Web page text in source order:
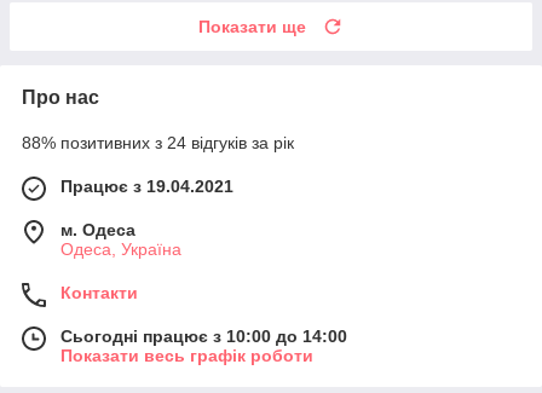
Показати ще
Про нас
88% позитивних з 24 відгуків за рік
Працює з 19.04.2021
м. Одеса
Одеса, Україна
Контакти
Сьогодні працює з 10:00 до 14:00
Показати весь графік роботи